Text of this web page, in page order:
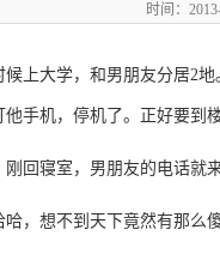
时间：
候上大学，和男朋友分居2地
他手机，停机了。正好要到
刚回寝室，男朋友的电话就来
哈，想不到天下竟然有那么